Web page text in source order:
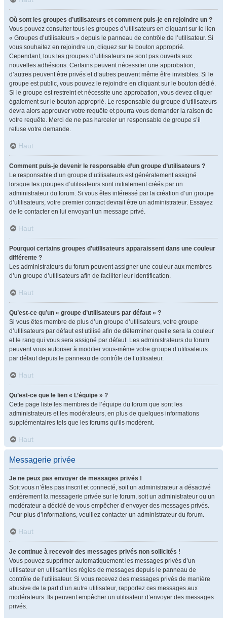
Où sont les groupes d’utilisateurs et comment puis-je en rejoindre un ?
Vous pouvez consulter tous les groupes d’utilisateurs en cliquant sur le lien
« Groupes d’utilisateurs » depuis le panneau de contrôle de l’utilisateur. Si
vous souhaitez en rejoindre un, cliquez sur le bouton approprié.
Cependant, tous les groupes d’utilisateurs ne sont pas ouverts aux
nouvelles adhésions. Certains peuvent nécessiter une approbation,
d’autres peuvent être privés et d’autres peuvent même être invisibles. Si le
groupe est public, vous pouvez le rejoindre en cliquant sur le bouton dédié.
Si le groupe est restreint et nécessite une approbation, vous devez cliquer
également sur le bouton approprié. Le responsable du groupe d’utilisateurs
devra alors approuver votre requête et pourra vous demander la raison de
votre requête. Merci de ne pas harceler un responsable de groupe s’il
refuse votre demande.
Haut
Comment puis-je devenir le responsable d’un groupe d’utilisateurs ?
Le responsable d’un groupe d’utilisateurs est généralement assigné
lorsque les groupes d’utilisateurs sont initialement créés par un
administrateur du forum. Si vous êtes intéressé par la création d’un groupe
d’utilisateurs, votre premier contact devrait être un administrateur. Essayez
de le contacter en lui envoyant un message privé.
Haut
Pourquoi certains groupes d’utilisateurs apparaissent dans une couleur
différente ?
Les administrateurs du forum peuvent assigner une couleur aux membres
d’un groupe d’utilisateurs afin de faciliter leur identification.
Haut
Qu’est-ce qu’un « groupe d’utilisateurs par défaut » ?
Si vous êtes membre de plus d’un groupe d’utilisateurs, votre groupe
d’utilisateurs par défaut est utilisé afin de déterminer quelle sera la couleur
et le rang qui vous sera assigné par défaut. Les administrateurs du forum
peuvent vous autoriser à modifier vous-même votre groupe d’utilisateurs
par défaut depuis le panneau de contrôle de l’utilisateur.
Haut
Qu’est-ce que le lien « L’équipe » ?
Cette page liste les membres de l’équipe du forum que sont les
administrateurs et les modérateurs, en plus de quelques informations
supplémentaires tels que les forums qu’ils modèrent.
Haut
Messagerie privée
Je ne peux pas envoyer de messages privés !
Soit vous n’êtes pas inscrit et connecté, soit un administrateur a désactivé
entièrement la messagerie privée sur le forum, soit un administrateur ou un
modérateur a décidé de vous empêcher d’envoyer des messages privés.
Pour plus d’informations, veuillez contacter un administrateur du forum.
Haut
Je continue à recevoir des messages privés non sollicités !
Vous pouvez supprimer automatiquement les messages privés d’un
utilisateur en utilisant les règles de messages depuis le panneau de
contrôle de l’utilisateur. Si vous recevez des messages privés de manière
abusive de la part d’un autre utilisateur, rapportez ces messages aux
modérateurs. Ils peuvent empêcher un utilisateur d’envoyer des messages
privés.